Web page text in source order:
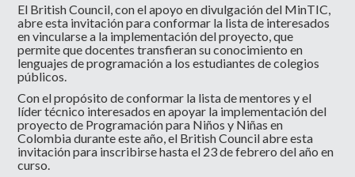
El British Council, con el apoyo en divulgación del MinTIC,
abre esta invitación para conformar la lista de interesados
en vincularse a la implementación del proyecto, que
permite que docentes transfieran su conocimiento en
lenguajes de programación a los estudiantes de colegios
públicos.
Con el propósito de conformar la lista de mentores y el
líder técnico interesados en apoyar la implementación del
proyecto de Programación para Niños y Niñas en
Colombia durante este año, el British Council abre esta
invitación para inscribirse hasta el 23 de febrero del año en
curso.